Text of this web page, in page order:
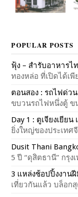
POPULAR POSTS
ฟุ้ง – สำรับอาหารไ
ทองหล่อ ที่เปิดได้เพี
ตอนสอง : รถไฟด่วน
ขบวนรถไฟหนึ่งตู้ ข
Day 1 : ตูเจียงเยียน
ยิ่งใหญ่ของประเทศ
Dusit Thani
5 ปี “ดุสิตธานี” กรุง
3 แหล่งช้อปปิ้งงานฝี
เที่ยวกันแล้ว บล็อก